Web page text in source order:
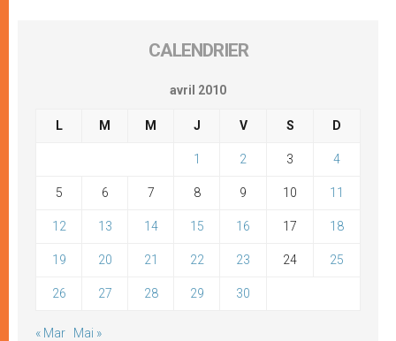
CALENDRIER
avril 2010
L M M J V S D
1 2 3 4
5 6 7 8 9 10 11
12 13 14 15 16 17 18
19 20 21 22 23 24 25
26 27 28 29 30
« Mar Mai »